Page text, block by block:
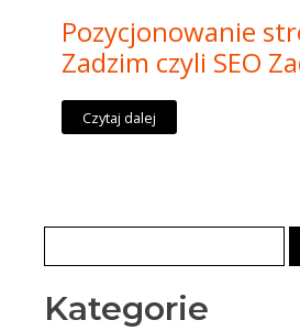
Pozycjonowanie
Zadzim czyli SEO
Czytaj dalej
Kategorie